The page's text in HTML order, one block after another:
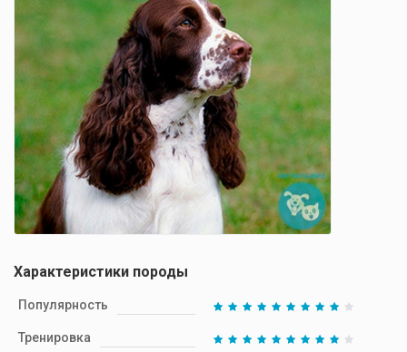
Характеристики породы
Популярность
Тренировка